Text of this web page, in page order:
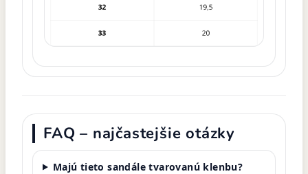
FAQ – najčastejšie otázky
Majú tieto sandále tvarovanú klenbu?